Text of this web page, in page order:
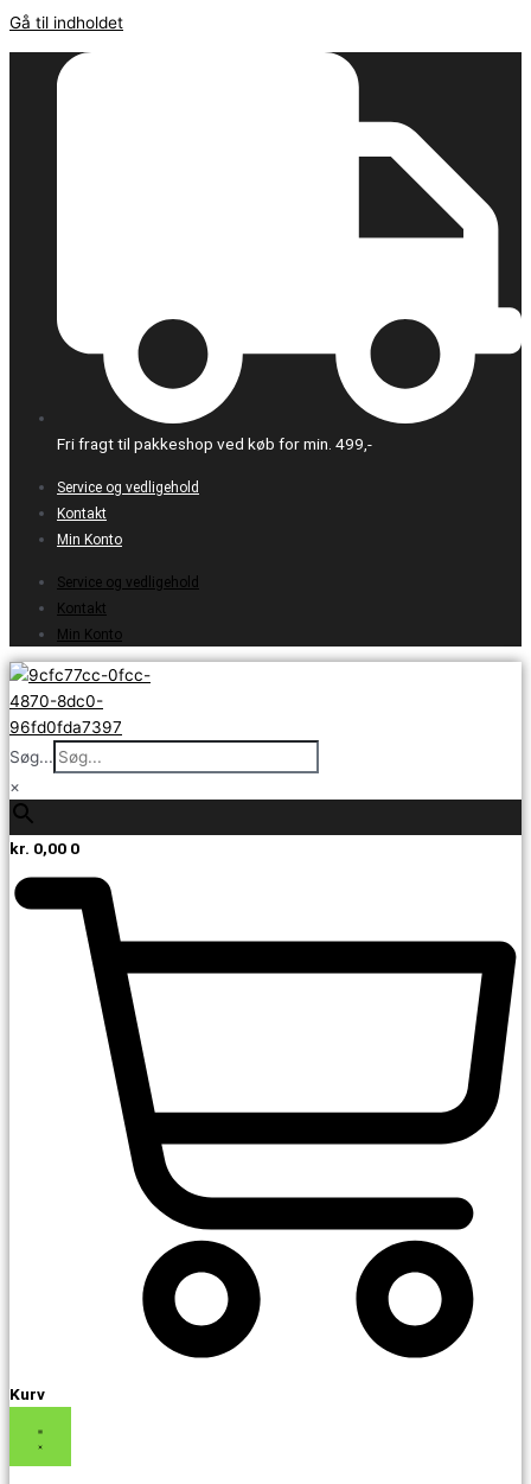
Gå til indholdet
Fri fragt til pakkeshop ved køb for min. 499,-
Service og vedligehold
Kontakt
Min Konto
Service og vedligehold
Kontakt
Min Konto
Søg...
×
kr. 0,00 0
Kurv